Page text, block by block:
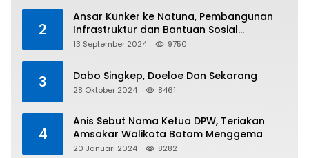
2
Ansar Kunker ke Natuna, Pembangunan
Infrastruktur dan Bantuan Sosial
Direalisasikan Hingga Pulau Tiga
13 September 2024 9750
3 Dabo Singkep, Doeloe Dan Sekarang
28 Oktober 2024 8461
4
Anis Sebut Nama Ketua DPW, Teriakan
Amsakar Walikota Batam Menggema
20 Januari 2024 8282